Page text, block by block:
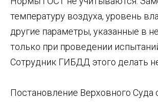
температуру воздуха, уровень
другие параметры, указанные в
только при проведении
Сотрудник ГИБДД этого делать
Постановление Верховного Суда